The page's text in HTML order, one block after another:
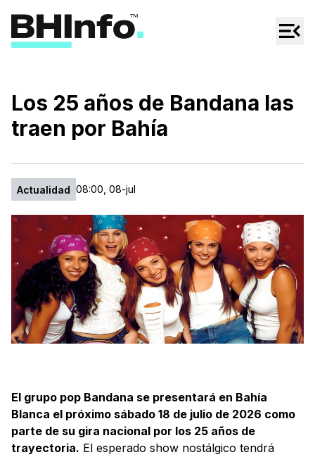
Regionales
Espectáculos
Tecno
Los 25 años de Bandana las
traen por Bahía
Actualidad 08:00, 08-jul
El grupo pop Bandana se presentará en Bahía
Blanca el próximo sábado 18 de julio de 2026 como
parte de su gira nacional por los 25 años de
trayectoria. El esperado show nostálgico tendrá